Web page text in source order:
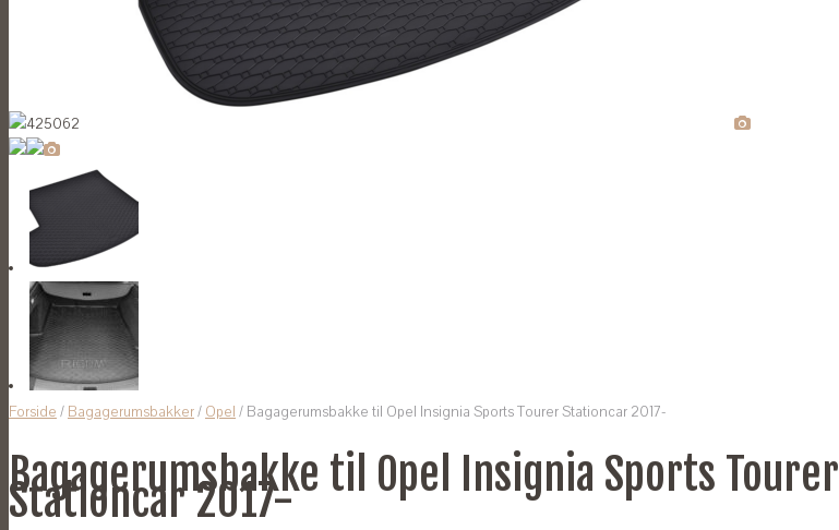
Forside / Bagagerumsbakker/ Opel / Bagagerumsbakke til Opel Insignia Sports Tourer Stationcar 2017-
Bagagerumsbakke til Opel Insignia Sports Tourer
Stationcar 2017-